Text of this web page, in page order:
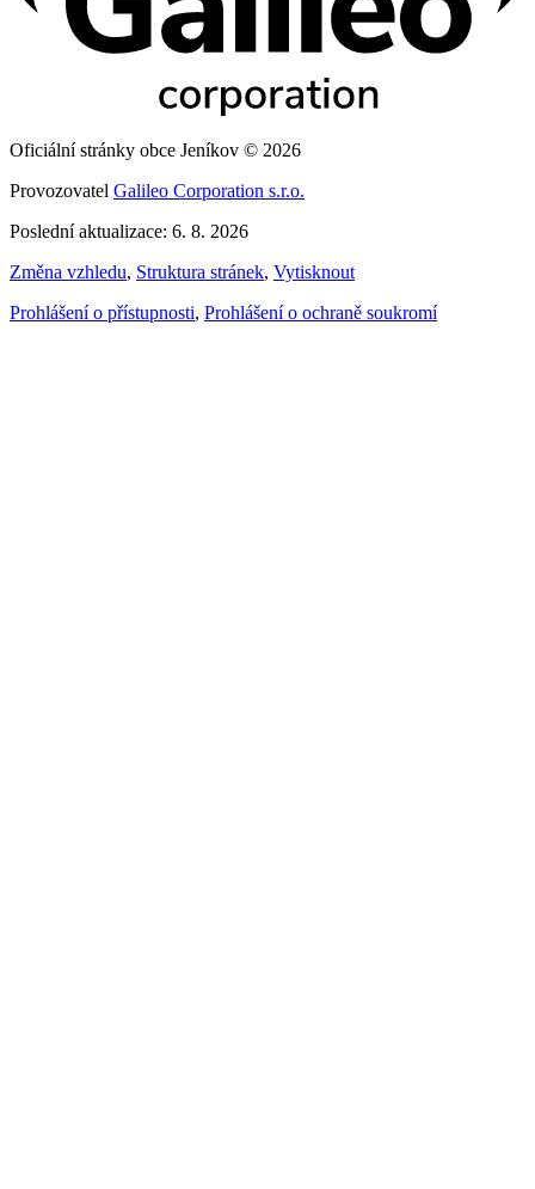
Oficiální stránky obce Jeníkov © 2026
Provozovatel Galileo Corporation s.r.o.
Poslední aktualizace: 6. 8. 2026
Změna vzhledu, Struktura stránek, Vytisknout
Prohlášení o přístupnosti, Prohlášení o ochraně soukromí